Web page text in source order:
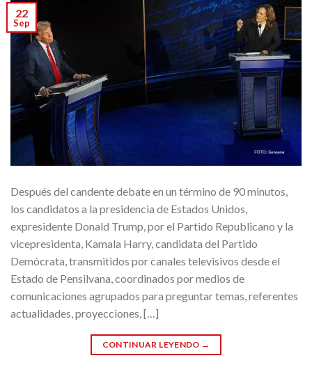
22
Sep
Después del candente debate en un término de 90 minutos,
los candidatos a la presidencia de Estados Unidos,
expresidente Donald Trump, por el Partido Republicano y la
vicepresidenta, Kamala Harry, candidata del Partido
Demócrata, transmitidos por canales televisivos desde el
Estado de Pensilvana, coordinados por medios de
comunicaciones agrupados para preguntar temas, referentes
actualidades, proyecciones, […]
CONTINUAR LEYENDO →